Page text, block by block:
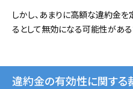
しかし、あまりに高額な違約金を
るとして無効になる可能性がある
違約金の有効性に関する